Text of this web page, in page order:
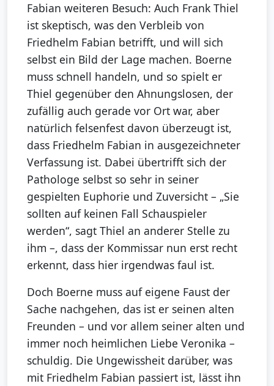
Fabian weiteren Besuch: Auch Frank Thiel
ist skeptisch, was den Verbleib von
Friedhelm Fabian betrifft, und will sich
selbst ein Bild der Lage machen. Boerne
muss schnell handeln, und so spielt er
Thiel gegenüber den Ahnungslosen, der
zufällig auch gerade vor Ort war, aber
natürlich felsenfest davon überzeugt ist,
dass Friedhelm Fabian in ausgezeichneter
Verfassung ist. Dabei übertrifft sich der
Pathologe selbst so sehr in seiner
gespielten Euphorie und Zuversicht – „Sie
sollten auf keinen Fall Schauspieler
werden“, sagt Thiel an anderer Stelle zu
ihm –, dass der Kommissar nun erst recht
erkennt, dass hier irgendwas faul ist.
Doch Boerne muss auf eigene Faust der
Sache nachgehen, das ist er seinen alten
Freunden – und vor allem seiner alten und
immer noch heimlichen Liebe Veronika –
schuldig. Die Ungewissheit darüber, was
mit Friedhelm Fabian passiert ist, lässt ihn